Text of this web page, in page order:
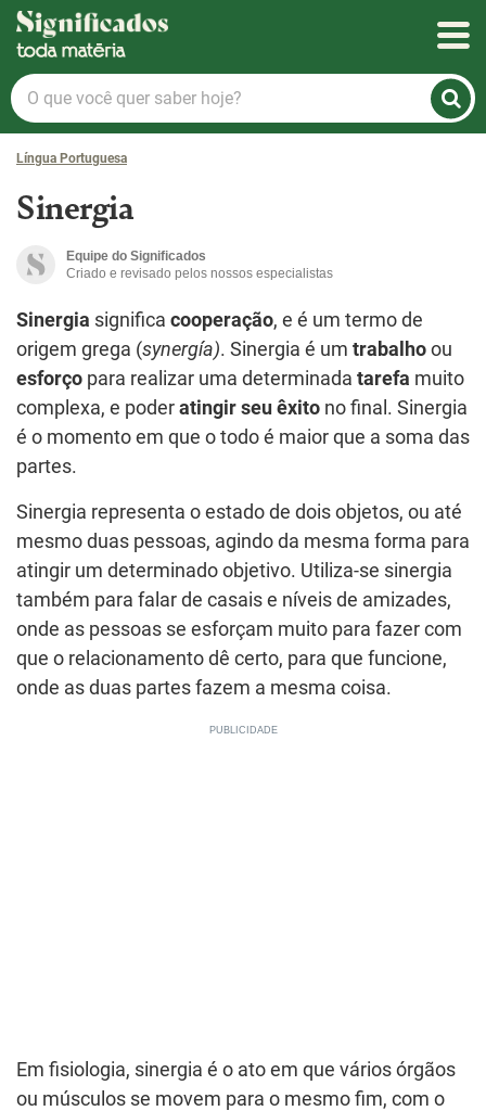
Significados
O
que
você
quer
hoje?
Língua Portuguesa
Sinergia
Equipe do Significados
Criado e revisado pelos nossos especialistas
Sinergia significa cooperação, e é um termo de
origem grega (synergía). Sinergia é um trabalho ou
esforço para realizar uma determinada tarefa muito
complexa, e poder atingir seu êxito no final. Sinergia
é o momento em que o todo é maior que a soma das
partes.
Sinergia representa o estado de dois objetos, ou até
mesmo duas pessoas, agindo da mesma forma para
atingir um determinado objetivo. Utiliza-se sinergia
também para falar de casais e níveis de amizades,
onde as pessoas se esforçam muito para fazer com
que o relacionamento dê certo, para que funcione,
onde as duas partes fazem a mesma coisa.
Em fisiologia, sinergia é o ato em que vários órgãos
ou músculos se movem para o mesmo fim, com o